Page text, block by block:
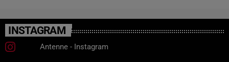
INSTAGRAM
Antenne - Instagram